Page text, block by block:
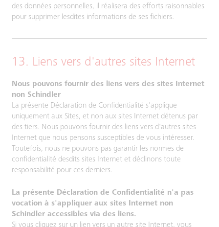
des données personnelles, il réalisera des efforts raisonnables
pour supprimer lesdites informations de ses fichiers.
13. Liens vers d'autres sites Internet
Nous pouvons fournir des liens vers des sites Internet
non Schindler
La présente Déclaration de Confidentialité s'applique
uniquement aux Sites, et non aux sites Internet détenus par
des tiers. Nous pouvons fournir des liens vers d'autres sites
Internet que nous pensons susceptibles de vous intéresser.
Toutefois, nous ne pouvons pas garantir les normes de
confidentialité desdits sites Internet et déclinons toute
responsabilité pour ces derniers.
La présente Déclaration de Confidentialité n'a pas
vocation à s'appliquer aux sites Internet non
Schindler accessibles via des liens.
Si vous cliquez sur un lien vers un autre site Internet, vous